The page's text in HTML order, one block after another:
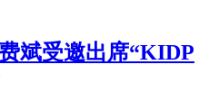
斌受邀出席“KIDP